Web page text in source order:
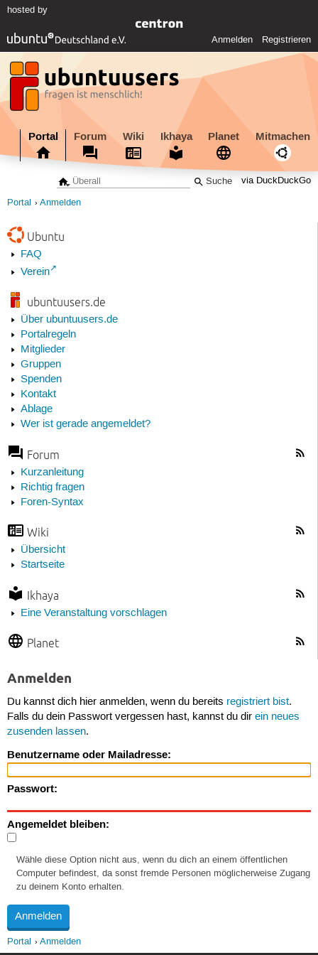
hosted by
Anmelden Registrieren
Portal Forum Wiki Ikhaya Planet Mitmachen
via DuckDuckGo
Portal Anmelden
Ubuntu
FAQ
Verein
ubuntuusers.de
Über ubuntuusers.de
Portalregeln
Mitglieder
Gruppen
Spenden
Kontakt
Ablage
Wer ist gerade angemeldet?
Forum
Kurzanleitung
Richtig fragen
Foren-Syntax
Wiki
Übersicht
Startseite
Ikhaya
Eine Veranstaltung vorschlagen
Planet
Anmelden
Du kannst dich hier anmelden, wenn du bereits registriert bist.
Falls du dein Passwort vergessen hast, kannst du dir ein neues
zusenden lassen.
Benutzername oder Mailadresse:
Passwort:
Angemeldet bleiben:
Wähle diese Option nicht aus, wenn du dich an einem öffentlichen
Computer befindest, da sonst fremde Personen möglicherweise Zugang
zu deinem Konto erhalten.
Portal Anmelden